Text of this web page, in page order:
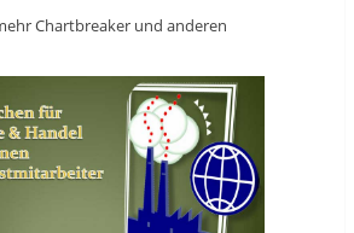
Chartbreaker und anderen